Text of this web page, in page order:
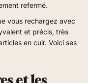
refermé.
vous rechargez avec
et précis, très
en cuir. Voici ses